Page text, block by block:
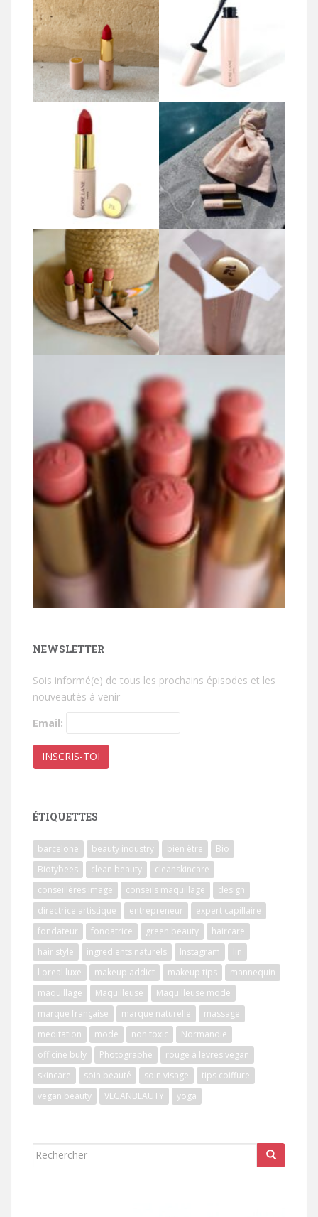
NEWSLETTER
Sois informé(e) de tous les prochains épisodes et les
nouveautés à venir
Email:
ÉTIQUETTES
barcelone beauty industry bien être
Bio
Biotybees
clean beauty
cleanskincare
conseillères image
conseils maquillage
design
directrice artistique
entrepreneur
expert capillaire
fondateur
fondatrice green beauty
haircare
hair style
ingredients naturels Instagram
lin
l oreal luxe
makeup addict makeup tips
mannequin
maquillage
Maquilleuse
Maquilleuse mode
marque française
marque naturelle
massage
meditation
mode non toxic
Normandie
officine buly
Photographe
rouge à levres vegan
skincare
soin beauté soin visage
tips coiffure
vegan beauty
VEGANBEAUTY yoga
Rechercher...